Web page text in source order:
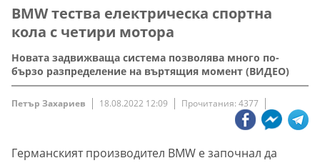
BMW тества електрическа спортна
кола с четири мотора
Новата задвижваща система позволява много по-
бързо разпределение на въртящия момент (ВИДЕО)
Петър Захариев 18.08.2022 12:09 Прочитания: 4377
Германският производител BMW е започнал да